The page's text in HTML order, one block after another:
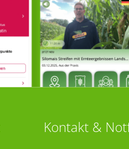
Kontakt &